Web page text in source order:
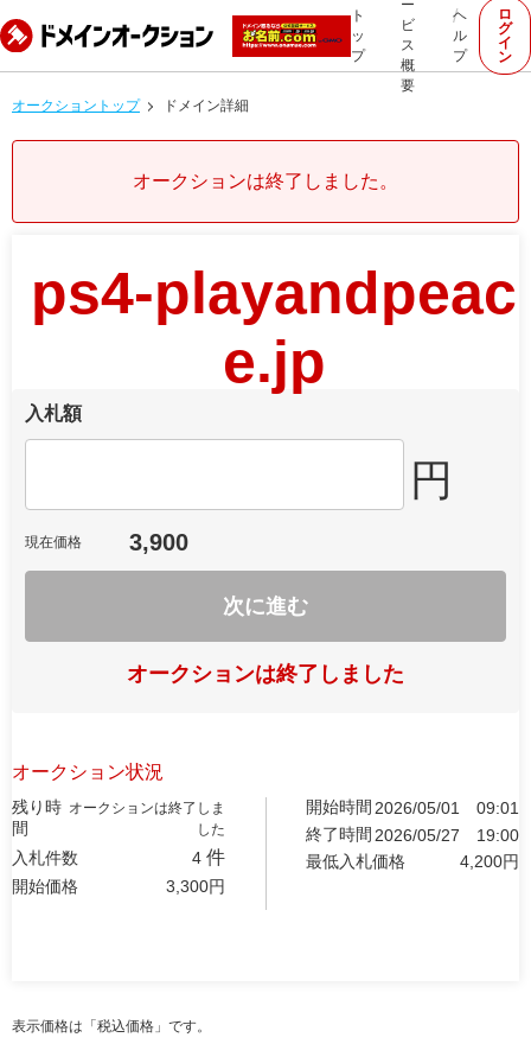
ト
ッ
プ
ー
ビ
ス
概
要
ヘ
ル
プ
ロ
グ
イ
ン
オークショントップ ドメイン詳細
オークションは終了しました。
ps4-playandpeac
e.jp
入札額
円
現在価格 3,900
次に進む
オークションは終了しました
オークション状況
残り時
間
オークションは終了しま
した
入札件数 4 件
開始価格 3,300円
開始時間 2026/05/01
09:01
終了時間 2026/05/27
19:00
最低入札価格
4,200円
表示価格は「税込価格」です。